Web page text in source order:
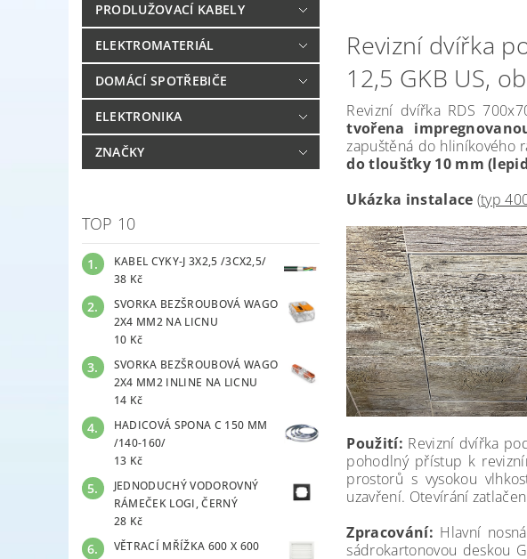
PRODLUŽOVACÍ KABELY
ELEKTROMATERIÁL
DOMÁCÍ SPOTŘEBIČE
ELEKTRONIKA
ZNAČKY
TOP 10
KABEL CYKY-J 3X2,5 /3CX2,5/
38 Kč
SVORKA BEZŠROUBOVÁ WAGO
2X4 MM2 NA LICNU
10 Kč
SVORKA BEZŠROUBOVÁ WAGO
2X4 MM2 INLINE NA LICNU
14 Kč
HADICOVÁ SPONA C 150 MM
/140-160/
13 Kč
JEDNODUCHÝ VODOROVNÝ
RÁMEČEK LOGI, ČERNÝ
28 Kč
VĚTRACÍ MŘÍŽKA 600 X 600
Revizní dvířka
12,5 GKB US,
Revizní dvířka RDS
tvořena
zapuštěná do hliníkového
do tloušťky 10 mm
Ukázka instalace (typ
Použití: Revizní dvířka
pohodlný přístup k
prostorů s vysokou
uzavření. Otevírání
Zpracování: Hlavní
sádrokartonovou deskou